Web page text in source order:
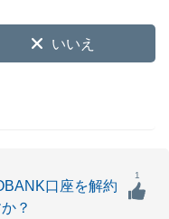
いいえ
口座を解約
？
1